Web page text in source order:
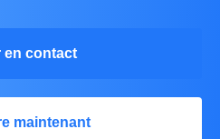
en contact
maintenant